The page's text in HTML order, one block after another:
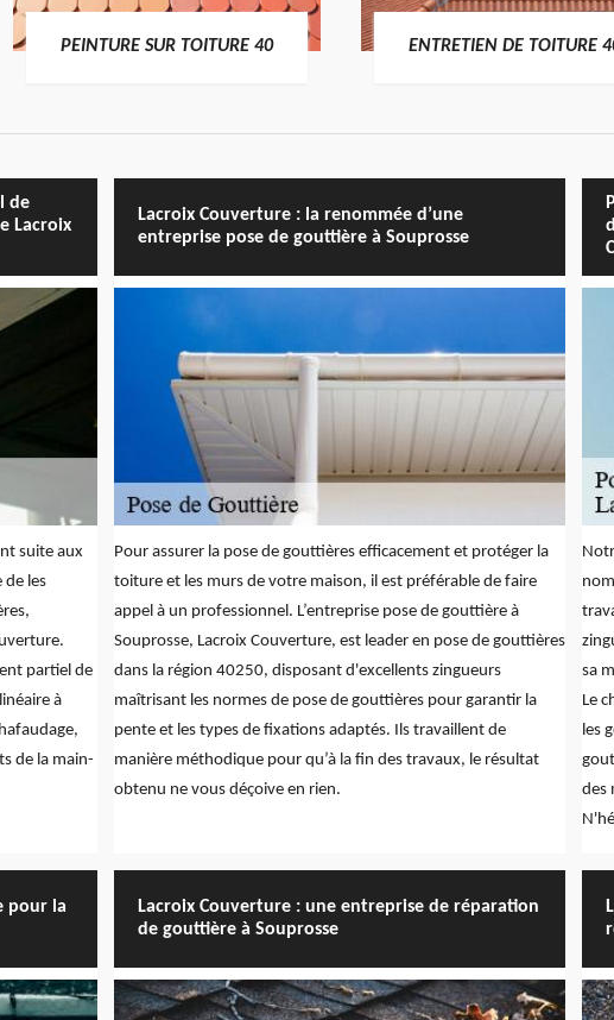
PEINTURE SUR TOITURE 40 ENTRETIEN DE TOITURE
de
Lacroix
suite aux
de les
partiel de
à
de la main-
Lacroix Couverture : la renommée d’une
entreprise pose de gouttière à Souprosse
Pour assurer la pose de gouttières efficacement et protéger la
toiture et les murs de votre maison, il est préférable de faire
appel à un professionnel. L’entreprise pose de gouttière à
Souprosse, Lacroix Couverture, est leader en pose de gouttières
dans la région 40250, disposant d'excellents zingueurs
maîtrisant les normes de pose de gouttières pour garantir la
pente et les types de fixations adaptés. Ils travaillent de
manière méthodique pour qu’à la fin des travaux, le résultat
obtenu ne vous déçoive en rien.
sa
Le
les
des
pour la
Lacroix Couverture : une entreprise de réparation
de gouttière à Souprosse